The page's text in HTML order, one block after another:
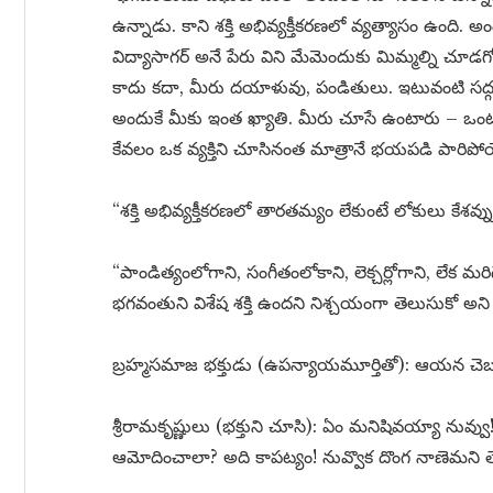
ఉన్నాడు. కాని శక్తి అభివ్యక్తీకరణలో వ్యత్యాసం ఉంది.
విద్యాసాగర్ అనే పేరు విని మేమెందుకు మిమ్మల్ని
కాదు కదా, మీరు దయాళువు, పండితులు. ఇటువంటి
అందుకే మీకు ఇంత ఖ్యాతి. మీరు చూసే ఉంటారు –
కేవలం ఒక వ్యక్తిని చూసినంత మాత్రానే భయపడి
“శక్తి అభివ్యక్తీకరణలో తారతమ్యం లేకుంటే లోకులు
“పాండిత్యంలోగాని, సంగీతంలోకాని, లెక్చర్లోగాని, లేక
భగవంతుని విశేష శక్తి ఉందని నిశ్చయంగా తెలుసుకో అని
బ్రహ్మసమాజ భక్తుడు (ఉపన్యాయమూర్తితో): ఆయన
శ్రీరామకృష్ణులు (భక్తుని చూసి): ఏం మనిషివయ్యా
ఆమోదించాలా? అది కాపట్యం! నువ్వొక దొంగ నాణెమని